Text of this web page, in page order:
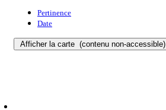
Pertinence
Date
Afficher la carte (contenu non-accessible)